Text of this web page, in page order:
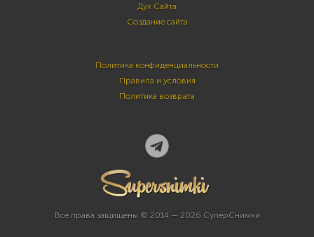
Дух Сайта
Создание сайта
Политика конфиденциальности
Правила и условия
Политика возврата
Все права защищены © 2014 — 2026 СуперСнимки